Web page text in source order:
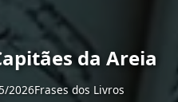
da Areia
2026Frases dos Livros